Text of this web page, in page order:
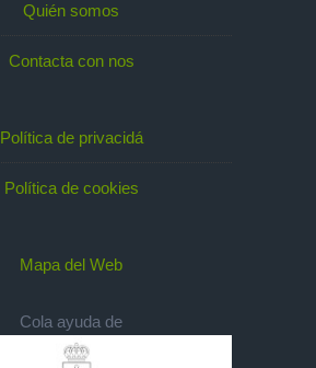
Quién somos
Contacta con nos
Política de privacidá
Política de cookies
Mapa del Web
Cola ayuda de